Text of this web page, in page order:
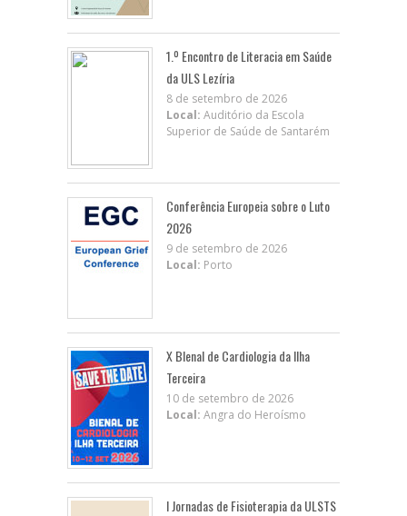
1.º Encontro de Literacia em Saúde
da ULS Lezíria
8 de setembro de 2026
Local: Auditório da Escola
Superior de Saúde de Santarém
Conferência Europeia sobre o Luto
2026
9 de setembro de 2026
Local: Porto
X BIenal de Cardiologia da Ilha
Terceira
10 de setembro de 2026
Local: Angra do Heroísmo
I Jornadas de Fisioterapia da ULSTS